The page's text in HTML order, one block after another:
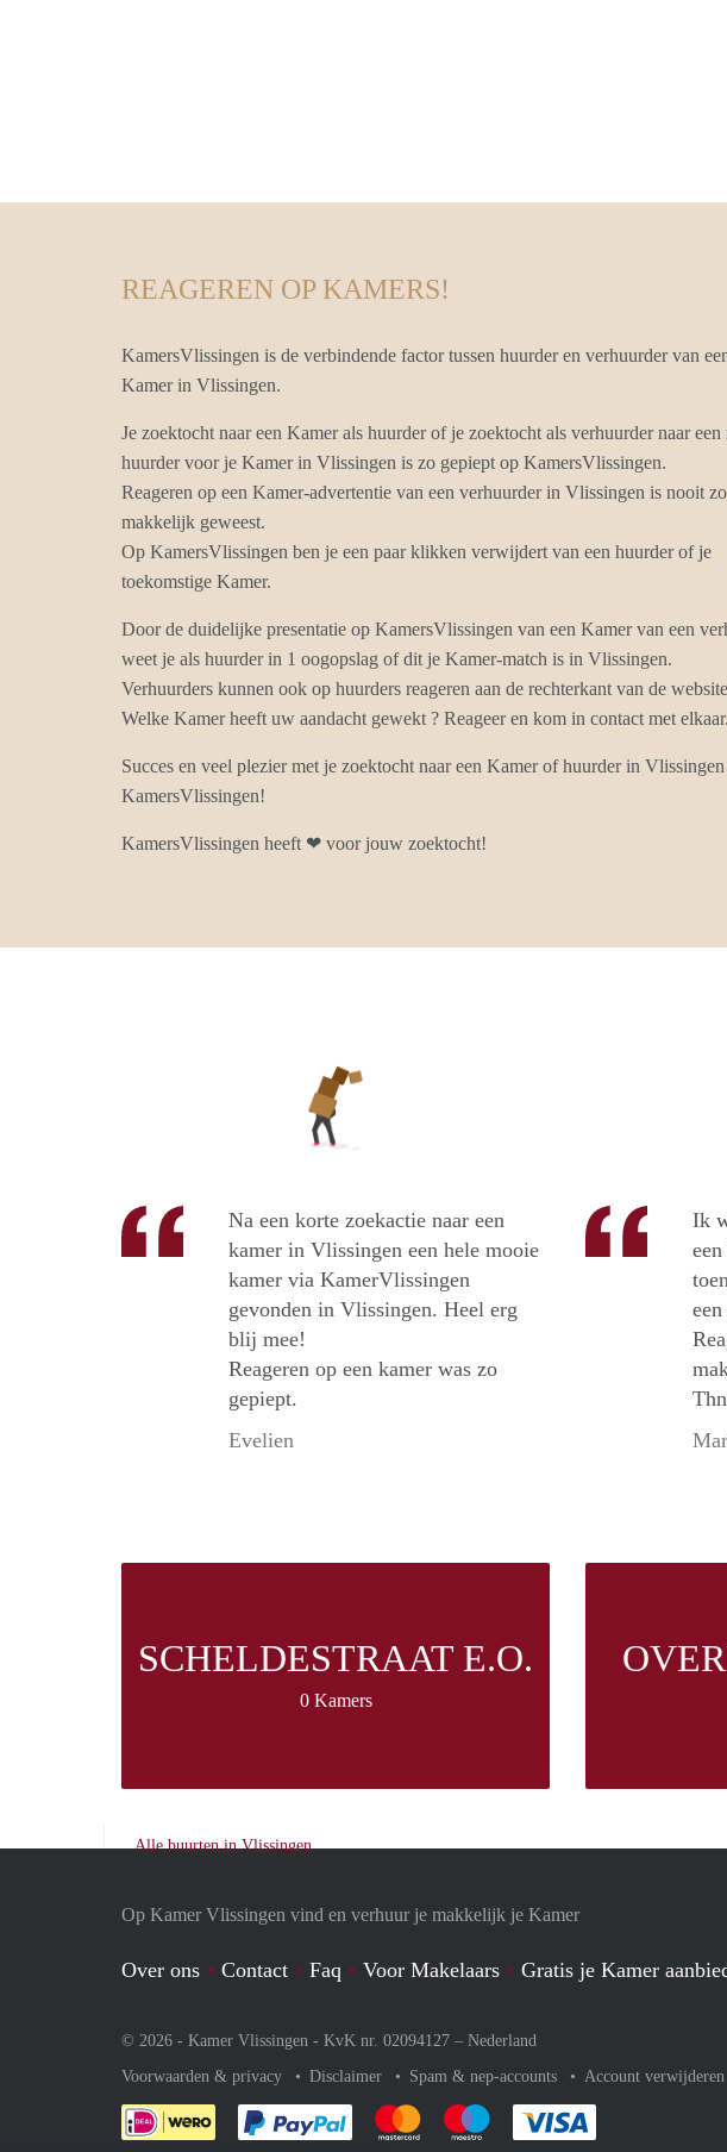
REAGEREN OP KAMERS!
KamersVlissingen is de verbindende factor tussen huurder en verhuurder van
Kamer in Vlissingen.
Je zoektocht naar een Kamer als huurder of je zoektocht als verhuurder naar
huurder voor je Kamer in Vlissingen is zo gepiept op KamersVlissingen.
Reageren op een Kamer-advertentie van een verhuurder in Vlissingen is nooit zo
makkelijk geweest.
Op KamersVlissingen ben je een paar klikken verwijdert van een huurder of je
toekomstige Kamer.
Door de duidelijke presentatie op KamersVlissingen van een Kamer van een
weet je als huurder in 1 oogopslag of dit je Kamer-match is in Vlissingen.
Verhuurders kunnen ook op huurders reageren aan de rechterkant van de
Welke Kamer heeft uw aandacht gewekt ? Reageer en kom in contact met elkaar.
Succes en veel plezier met je zoektocht naar een Kamer of huurder in
KamersVlissingen!
KamersVlissingen heeft ❤ voor jouw zoektocht!
Na een korte zoekactie naar een
kamer in Vlissingen een hele mooie
kamer via KamerVlissingen
gevonden in Vlissingen. Heel erg
blij mee!
Reageren op een kamer was zo
gepiept.
Evelien
Ik
SCHELDESTRAAT E.O.
0 Kamers
Alle buurten in Vlissingen
Op Kamer Vlissingen vind en verhuur je makkelijk je Kamer
Over ons Contact Faq Voor Makelaars Gratis je Kamer
© 2026 - Kamer Vlissingen - KvK nr. 02094127 – Nederland
Voorwaarden & privacy
Disclaimer Spam & nep-accounts Account verwijderen
Je rekent gemakkelijk af met Paypal
Je rekent gemakkelijk af met Mastercard
Je rekent gemakkelijk af met